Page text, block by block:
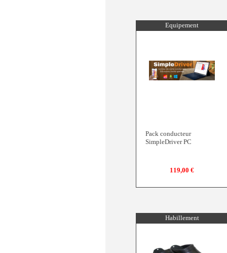
Equipement
Pack conducteur
SimpleDriver PC
119,00 €
Habillement